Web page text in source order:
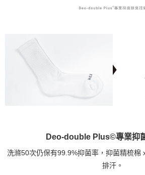
Deo-double Plus©專業抑
洗滌50次仍保有99.9%抑菌率，抑菌精梳棉
排汗。